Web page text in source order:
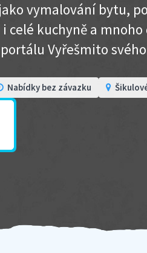
vymalování bytu,
celé kuchyně a
Vyřešmito
Nabídky bez závazku